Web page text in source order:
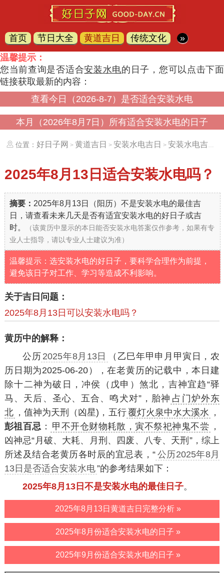
首页 节日大全 黄道吉日 传统文化
»
温馨提示：
您当前查询是否适合安装水电的日子，您可以点击下面
链接获取最新的内容：
查看今日（2026-8-7）是否适合安装水电
本月（2026年8月7日）所有适合安装水电的日子
位置： 好日子网 > 黄道吉日 > 安装水电吉日 > 安装水电吉日（20250813）
2025年8月13日 适合安装水电吗？
摘要： 2025年8月13日（阳历）不是安装水电的最佳吉
日，请查看未来几天是否有适宜安装水电的好日子或吉
时。
（该黄历中显示的本日能否安装水电答案仅作参考，如果有专
业人士指导，请以专业人士建议为准）
温馨提示：选安装水电的好日子，要科学合理作为前提，
避免该日子对工作、学习等造成不利影响。
关于吉日问题：
2025年8月13日可以安装水电吗？
黄历中的解释：
公历 2025年8月13日
（乙巳年甲申月甲寅日，农
历日期为2025-06-20），在老黄历的记载中，本日建
除十二神为破日，冲侯（戊申）煞北，吉神宜趋“驿
马、天后、圣心、五合、鸣犬对”，胎神 占门炉外东
北 ，值神为天刑（凶星)，五行覆灯火泉中水大溪水 ，
彭祖百忌 ： 甲不开仓财物耗散，寅不祭祀神鬼不尝 ，
凶神忌“月破、大耗、月刑、四废、八专、天刑”，综上
所述及结合老黄历各时辰的宜忌表，“ 公历2025年8月
13日是否适合安装水电”的参考结果如下：
2025年8月13日不是安装水电的最佳日子。
2025年8月13日黄道吉日完整分析 »
2025年8月份适合安装水电的日子 »
2025年9月份适合安装水电的日子 »